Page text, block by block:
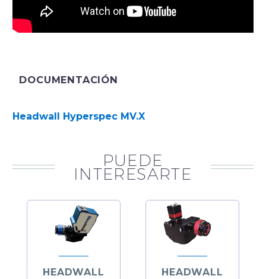
DOCUMENTACIÓN
Headwall Hyperspec MV.X
PUEDE
INTERESARTE
HEADWALL
HEADWALL